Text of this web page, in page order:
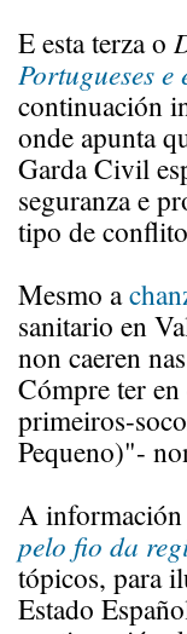
E esta terza o
Portugueses
continuación
onde apunta
Garda Civil
seguranza e
tipo de
Mesmo a
sanitario en
non caeren
Cómpre ter
primeiros-
Pequeno)"-
A información
pelo fio da
tópicos, para
Estado